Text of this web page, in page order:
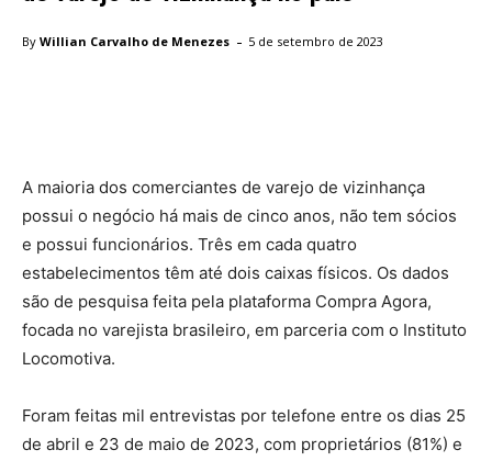
By Willian Carvalho de Menezes - 5 de setembro de 2023
A maioria dos comerciantes de varejo de vizinhança
possui o negócio há mais de cinco anos, não tem sócios
e possui funcionários. Três em cada quatro
estabelecimentos têm até dois caixas físicos. Os dados
são de pesquisa feita pela plataforma Compra Agora,
focada no varejista brasileiro, em parceria com o Instituto
Locomotiva.
Foram feitas mil entrevistas por telefone entre os dias 25
de abril e 23 de maio de 2023, com proprietários (81%) e